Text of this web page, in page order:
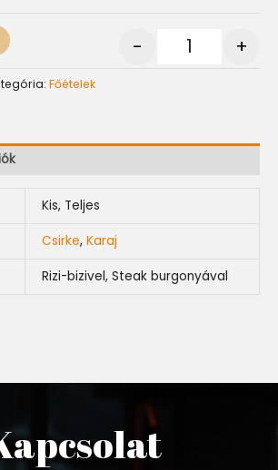
- +
Főételek
Kis, Teljes
Csirke,Karaj
Rizi-bizivel, Steak burgonyával